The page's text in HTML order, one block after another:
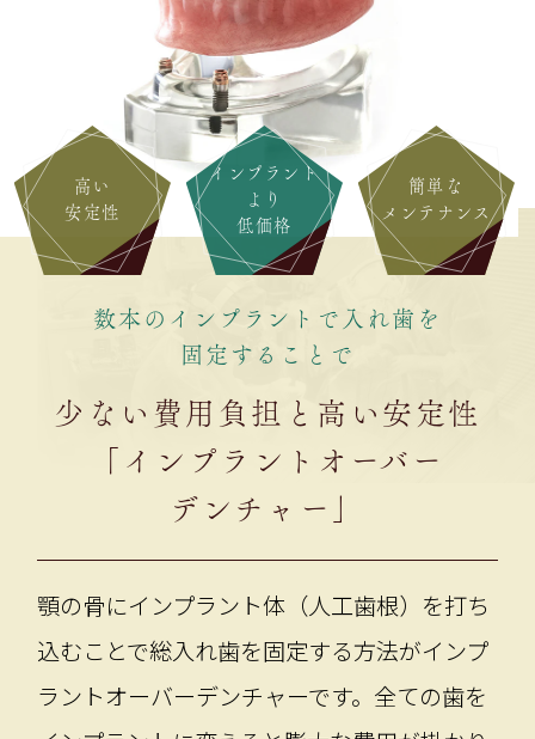
高い
安定性
インプラント
より
低価格
簡単な
メンテナンス
数本のインプラントで入れ歯を
固定することで
少ない費用負担と高い安定性
「インプラントオーバー
デンチャー」
顎の骨にインプラント体（人工歯根）を打ち
込むことで総入れ歯を固定する方法がインプ
ラントオーバーデンチャーです。全ての歯を